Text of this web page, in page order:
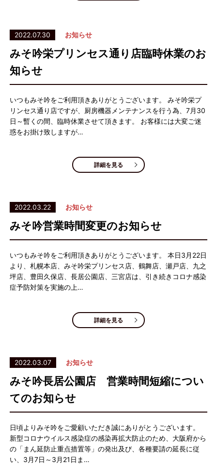
2022.07.30 お知らせ
みそ吟栄プリンセス通り店臨時休業のお
知らせ
いつもみそ吟をご利用頂きありがとうございます。 みそ吟栄プ
リンセス通り店ですが、厨房機器メンテナンスを行う為、7月30
日～暫くの間、臨時休業させて頂きます。 お客様には大変ご迷
惑をお掛け致しますが…
詳細を見る
2022.03.22 お知らせ
みそ吟営業時間変更のお知らせ
いつもみそ吟をご利用頂きありがとうございます。 本日3月22日
より、札幌本店、みそ吟栄プリンセス店、鶴舞店、瀬戸店、九之
坪店、豊田久保店、長居公園店、三宮店は、引き続きコロナ感染
症予防対策を実施の上…
詳細を見る
2022.03.07 お知らせ
みそ吟長居公園店 営業時間短縮につい
てのお知らせ
日頃よりみそ吟をご愛顧いただき誠にありがとうございます。
新型コロナウイルス感染症の感染再拡大防止のため、大阪府から
の「まん延防止重点措置等」の発出及び、各種要請の延長に従
い、3月7日～3月21日ま…